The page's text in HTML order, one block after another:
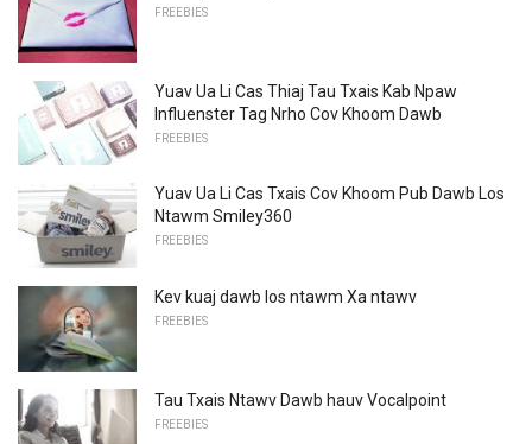
FREEBIES
Yuav Ua Li Cas Thiaj Tau Txais Kab Npaw
Influenster Tag Nrho Cov Khoom Dawb
FREEBIES
Yuav Ua Li Cas Txais Cov Khoom Pub Dawb Los
Ntawm Smiley360
FREEBIES
Kev kuaj dawb los ntawm Xa ntawv
FREEBIES
Tau Txais Ntawv Dawb hauv Vocalpoint
FREEBIES